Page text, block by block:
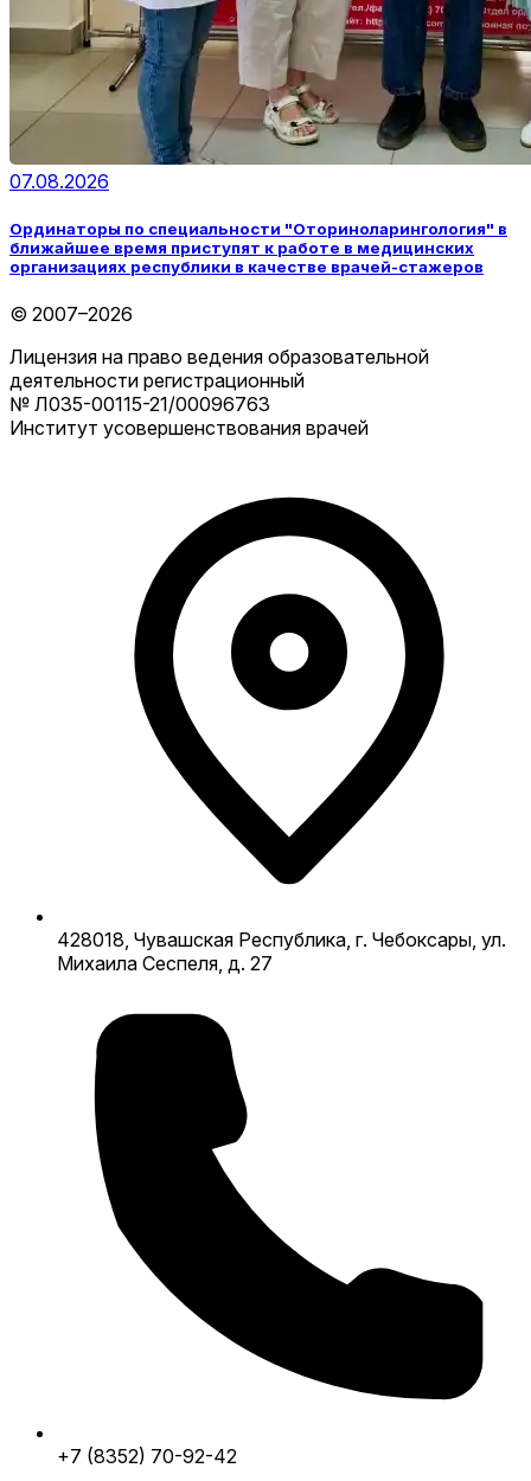
07.08.2026
Ординаторы по специальности "Оториноларингология" в
ближайшее время приступят к работе в медицинских
организациях республики в качестве врачей-стажеров
© 2007–2026
Лицензия на право ведения образовательной
деятельности регистрационный
№ Л035-00115-21/00096763
Институт усовершенствования врачей
428018, Чувашская Республика, г. Чебоксары, ул.
Михаила Сеспеля, д. 27
+7 (8352) 70-92-42